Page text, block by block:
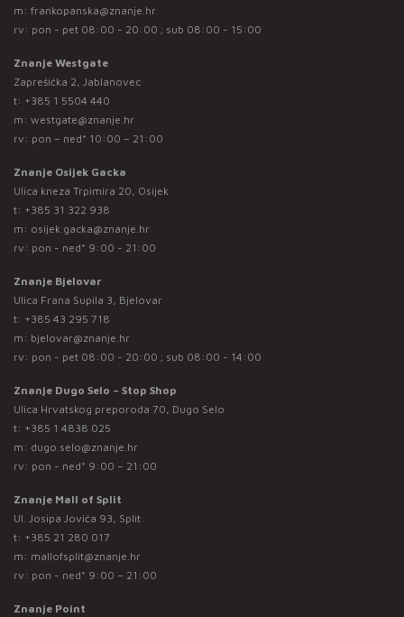
m: frankopanska@znanje.hr
rv: pon - pet 08:00 - 20:00 ; sub 08:00 - 15:00
Znanje Westgate
Zaprešićka 2, Jablanovec
t: +385 1 5504 440
m: westgate@znanje.hr
rv: pon – ned* 10:00 – 21:00
Znanje Osijek Gacka
Ulica kneza Trpimira 20, Osijek
t: +385 31 322 938
m: osijek.gacka@znanje.hr
rv: pon - ned* 9:00 - 21:00
Znanje Bjelovar
Ulica Frana Supila 3, Bjelovar
t: +385 43 295 718
m: bjelovar@znanje.hr
rv: pon - pet 08:00 - 20:00 ; sub 08:00 - 14:00
Znanje Dugo Selo – Stop Shop
Ulica Hrvatskog preporoda 70, Dugo Selo
t: +385 1 4838 025
m: dugo.selo@znanje.hr
rv: pon - ned* 9:00 – 21:00
Znanje Mall of Split
Ul. Josipa Jovića 93, Split
t: +385 21 280 017
m: mallofsplit@znanje.hr
rv: pon - ned* 9:00 – 21:00
Znanje Point